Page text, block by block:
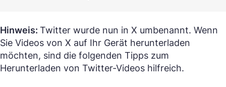
Hinweis: Twitter wurde nun in X umbenannt. Wenn
Sie Videos von X auf Ihr Gerät herunterladen
möchten, sind die folgenden Tipps zum
Herunterladen von Twitter-Videos hilfreich.